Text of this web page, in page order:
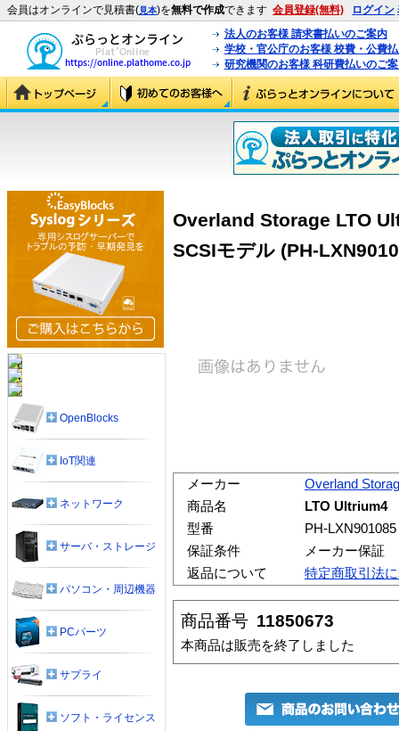
会員はオンラインで見積書(見本)を無料で作成できます 会員登録(無料) ログイン
法人のお客様 請求書払いのご案内
学校・官公庁のお客様 校費・公費
研究機関のお客様 科研費払いのご
Overland Storage LTO
SCSIモデル (PH-
メーカー
Overland
商品名
LTO Ultrium4
型番
PH-LXN901085
保証条件
メーカー保証
返品について
特定商取引法
商品番号 11850673
本商品は販売を終了しました
OpenBlocks
IoT関連
ネットワーク
サーバ・ストレージ
パソコン・周辺機器
PCパーツ
サプライ
ソフト・ライセンス